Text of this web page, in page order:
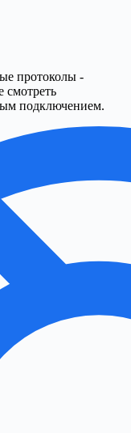
протоколы -
смотреть
подключением.